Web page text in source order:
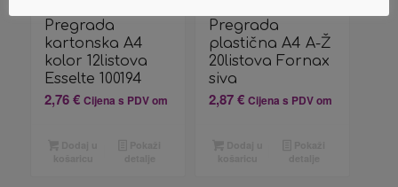
Pregrada
kartonska A4
kolor 12listova
Esselte 100194
2,76€ Cijena s PDV om
Pregrada
plastična A4 A-Ž
20listova Fornax
siva
2,87€ Cijena s PDV om